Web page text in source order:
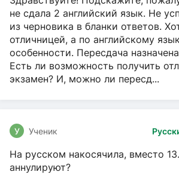
не сдала 2 английский язык. Не
из черновика в бланки ответов.
отличницей, а по английскому
особенности. Пересдача
Есть ли возможность получить
экзамен? И, можно ли пересд...
У Ученик
На русском накосячила, вместо
аннулируют?